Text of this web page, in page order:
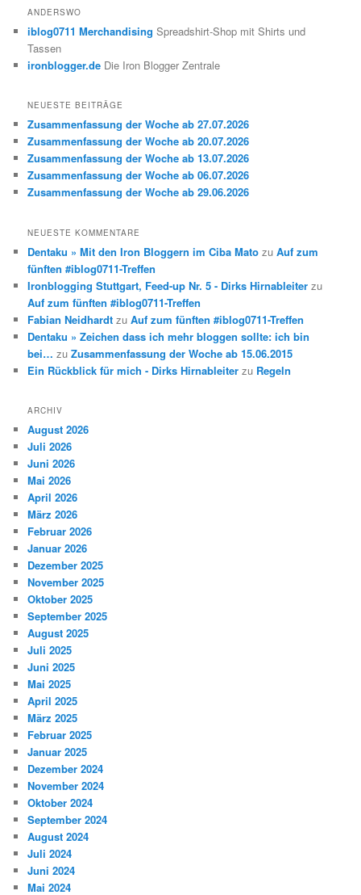
h
n
ANDERSWO
iblog0711 Merchandising Spreadshirt-Shop mit Shirts und
Tassen
ironblogger.de Die Iron Blogger Zentrale
NEUESTE BEITRÄGE
Zusammenfassung der Woche ab 27.07.2026
Zusammenfassung der Woche ab 20.07.2026
Zusammenfassung der Woche ab 13.07.2026
Zusammenfassung der Woche ab 06.07.2026
Zusammenfassung der Woche ab 29.06.2026
NEUESTE KOMMENTARE
Dentaku » Mit den Iron Bloggern im Ciba Mato zuAuf zum
fünften #iblog0711-Treffen
Ironblogging Stuttgart, Feed-up Nr. 5 - Dirks Hirnableiter zu
Auf zum fünften #iblog0711-Treffen
Fabian Neidhardt zuAuf zum fünften #iblog0711-Treffen
Dentaku » Zeichen dass ich mehr bloggen sollte: ich bin
bei… zuZusammenfassung der Woche ab 15.06.2015
Ein Rückblick für mich - Dirks Hirnableiter zu Regeln
ARCHIV
August 2026
Juli 2026
Juni 2026
Mai 2026
April 2026
März 2026
Februar 2026
Januar 2026
Dezember 2025
November 2025
Oktober 2025
September 2025
August 2025
Juli 2025
Juni 2025
Mai 2025
April 2025
März 2025
Februar 2025
Januar 2025
Dezember 2024
November 2024
Oktober 2024
September 2024
August 2024
Juli 2024
Juni 2024
Mai 2024